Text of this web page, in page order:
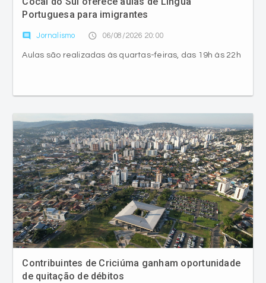
Aulas são realizadas às quartas-feiras, das 19h às 22h
Contribuintes de Criciúma ganham oportunidade
de quitação de débitos
comment Jornalismo access_time 06/08/2026 19:30
Prefeitura prorrogou até 30 de outubro o prazo do Refis